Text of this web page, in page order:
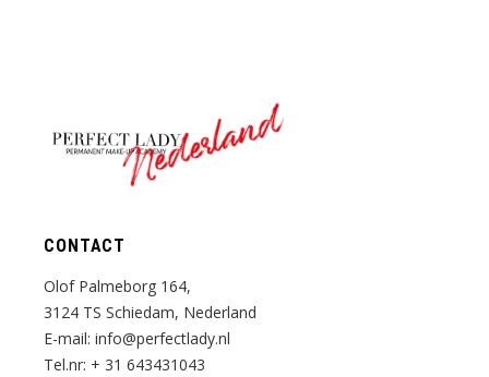
Nederland
CONTACT
Olof Palmeborg 164,
3124 TS Schiedam, Nederland
E-mail:info@perfectlady.nl
Tel.nr: + 31 643431043